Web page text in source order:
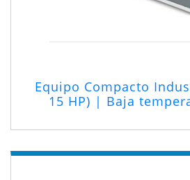
Equipo Compacto
15 HP) | Baja